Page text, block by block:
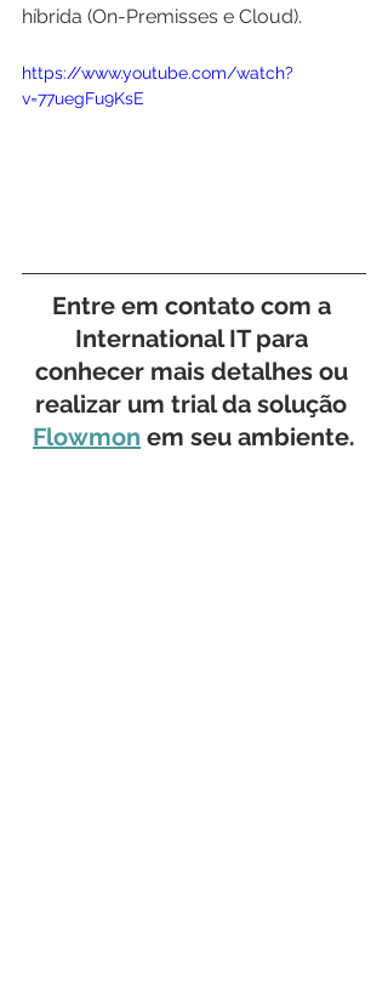
híbrida (On-Premisses e Cloud).
https://www.youtube.com/watch?
v=77uegFu9KsE
Entre em contato com a
International IT para
conhecer mais detalhes ou
realizar um trial da solução
Flowmon em seu ambiente.